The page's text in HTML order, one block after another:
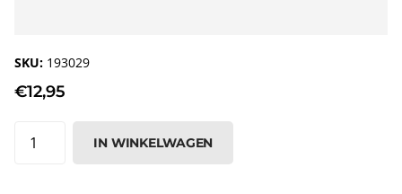
SKU: 193029
€12,95
IN WINKELWAGEN